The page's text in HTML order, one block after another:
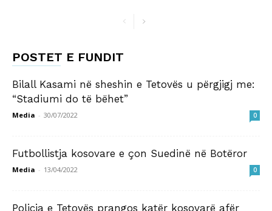
POSTET E FUNDIT
Bilall Kasami në sheshin e Tetovës u përgjigj me:
“Stadiumi do të bëhet”
Media - 30/07/2022 0
Futbollistja kosovare e çon Suedinë në Botëror
Media - 13/04/2022 0
Policia e Tetovës prangos katër kosovarë afër